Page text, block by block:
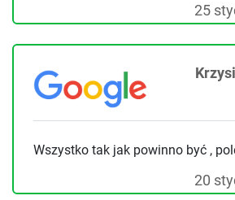
25
Wszystko tak jak powinno być ,
20